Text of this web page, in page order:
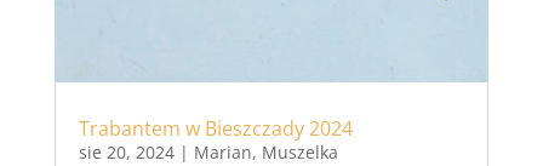
Trabantem w Bieszczady 2024
sie 20, 2024| Marian, Muszelka